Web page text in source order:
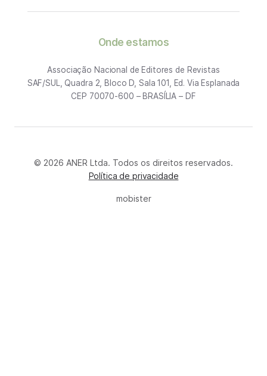
Onde estamos
Associação Nacional de Editores de Revistas
SAF/SUL, Quadra 2, Bloco D, Sala 101, Ed. Via Esplanada
CEP 70070-600 – BRASÍLIA – DF
© 2026 ANER Ltda. Todos os direitos reservados.
Política de privacidade
mobister